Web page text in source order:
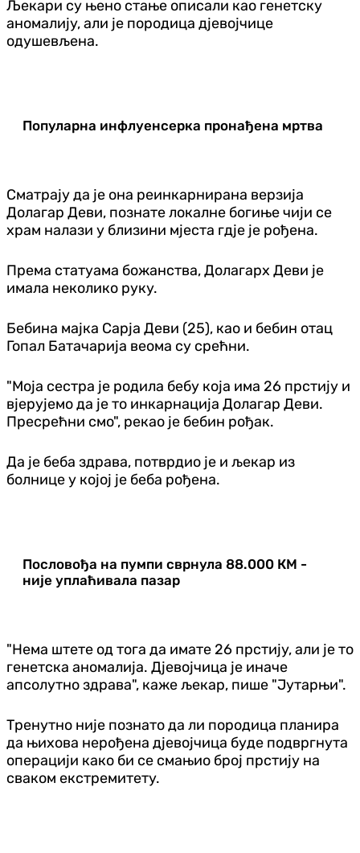
Љекари су њено стање описали као генетску
аномалију, али је породица дјевојчице
одушевљена.
Популарна инфлуенсерка пронађена мртва
Сматрају да је она реинкарнирана верзија
Долагар Деви, познате локалне богиње чији се
храм налази у близини мјеста гдје је рођена.
Према статуама божанства, Долагарх Деви је
имала неколико руку.
Бебина мајка Сарја Деви (25), као и бебин отац
Гопал Батачарија веома су срећни.
"Моја сестра је родила бебу која има 26 прстију и
вјерујемо да је то инкарнација Долагар Деви.
Пресрећни смо", рекао је бебин рођак.
Да је беба здрава, потврдио је и љекар из
болнице у којој је беба рођена.
Пословођа на пумпи сврнула 88.000 КМ -
није уплаћивала пазар
"Нема штете од тога да имате 26 прстију, али је то
генетска аномалија. Дјевојчица је иначе
апсолутно здрава", каже љекар, пише "Јутарњи".
Тренутно није познато да ли породица планира
да њихова нерођена дјевојчица буде подвргнута
операцији како би се смањио број прстију на
сваком екстремитету.